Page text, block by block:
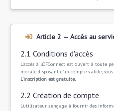
Article 2 — Accès au
2.1 Conditions d'accès
L'accès à LOFConnect est ouvert à toute
morale disposant d'un compte valide, sous
L'inscription est gratuite.
2.2 Création de compte
L'utilisateur s'engage à fournir des